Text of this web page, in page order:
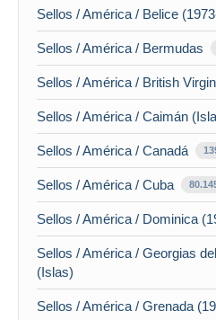
Sellos / América / Belice
Sellos / América / Bermudas
Sellos / América / British
Sellos / América / Caimán
Sellos / América / Canadá
Sellos / América / Cuba
Sellos / América / Dominica
Sellos / América / Georgias
(Islas)
Sellos / América / Grenada